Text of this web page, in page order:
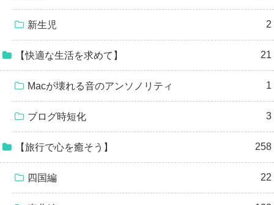
新生児 2
【快適な生活を求めて】 21
Macが壊れる音のアンソノリティ 1
ブログ時短化 3
【旅行で心を癒そう】 258
四国編 22